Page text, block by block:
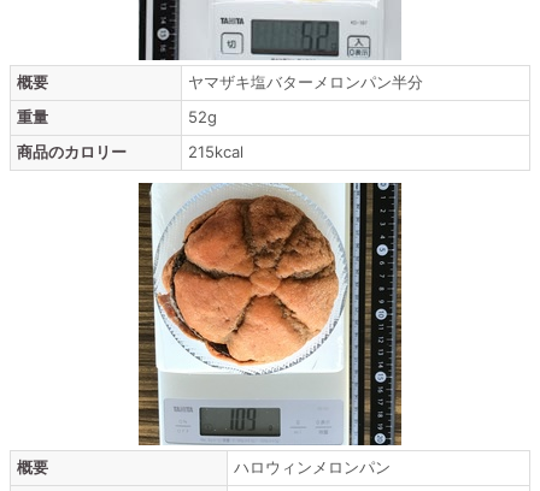
概要
ヤマザキ塩バターメロンパン半分
重量
52g
商品のカロリー
215kcal
概要
ハロウィンメロンパン